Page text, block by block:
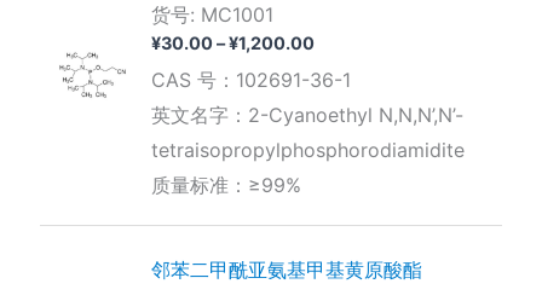
货号: MC1001
¥30.00–¥1,200.00价
范
围：
¥30.00
至
CAS 号：102691-36-1
英文名字：2-Cyanoethyl N,N,N’,N’-
tetraisopropylphosphorodiamidite
质量标准：≥99%
邻苯二甲酰亚氨基甲基黄原酸酯